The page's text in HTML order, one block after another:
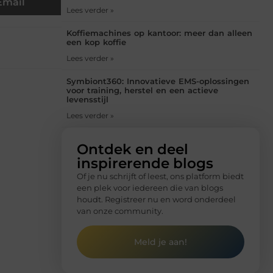
Lees verder »
Koffiemachines op kantoor: meer dan alleen
een kop koffie
Lees verder »
Symbiont360: Innovatieve EMS-oplossingen
voor training, herstel en een actieve
levensstijl
Lees verder »
Ontdek en deel
inspirerende blogs
Of je nu schrijft of leest, ons platform biedt
een plek voor iedereen die van blogs
houdt. Registreer nu en word onderdeel
van onze community.
Meld je aan!